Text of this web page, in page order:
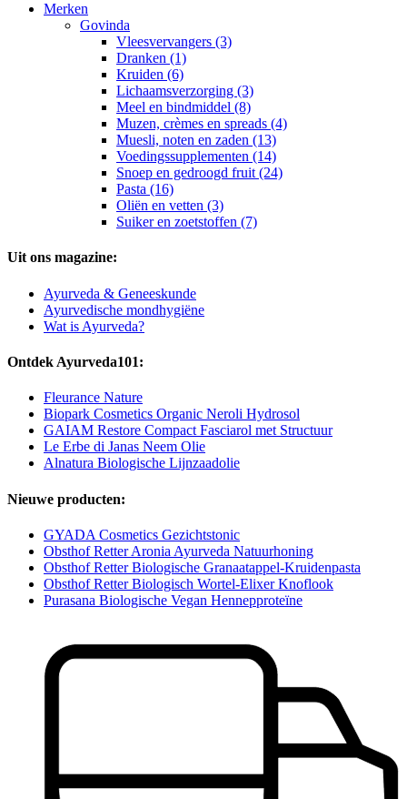
Merken
Govinda
Vleesvervangers (3)
Dranken (1)
Kruiden (6)
Lichaamsverzorging (3)
Meel en bindmiddel (8)
Muzen, crèmes en spreads (4)
Muesli, noten en zaden (13)
Voedingssupplementen (14)
Snoep en gedroogd fruit (24)
Pasta (16)
Oliën en vetten (3)
Suiker en zoetstoffen (7)
Uit ons magazine:
Ayurveda & Geneeskunde
Ayurvedische mondhygiëne
Wat is Ayurveda?
Ontdek Ayurveda101:
Fleurance Nature
Biopark Cosmetics Organic Neroli Hydrosol
GAIAM Restore Compact Fasciarol met Structuur
Le Erbe di Janas Neem Olie
Alnatura Biologische Lijnzaadolie
Nieuwe producten:
GYADA Cosmetics Gezichtstonic
Obsthof Retter Aronia Ayurveda Natuurhoning
Obsthof Retter Biologische Granaatappel-Kruidenpasta
Obsthof Retter Biologisch Wortel-Elixer Knoflook
Purasana Biologische Vegan Hennepproteïne